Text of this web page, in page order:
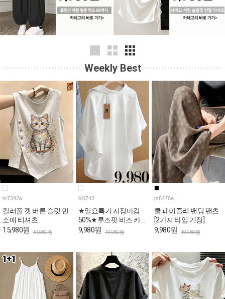
Weekly Best
ts7342a
컬러풀 캣 버튼 슬릿 민
소매 티셔츠
15,980원 31,980원
bl6742
★일요특가 자정마감
50%★루즈핏 비즈 카
라넥 반팔 블라우스
9,980원 19,980원
pt6476a
쿨 페이즐리 밴딩 팬츠
[2가지 타입 기장]
9,980원 19,980원